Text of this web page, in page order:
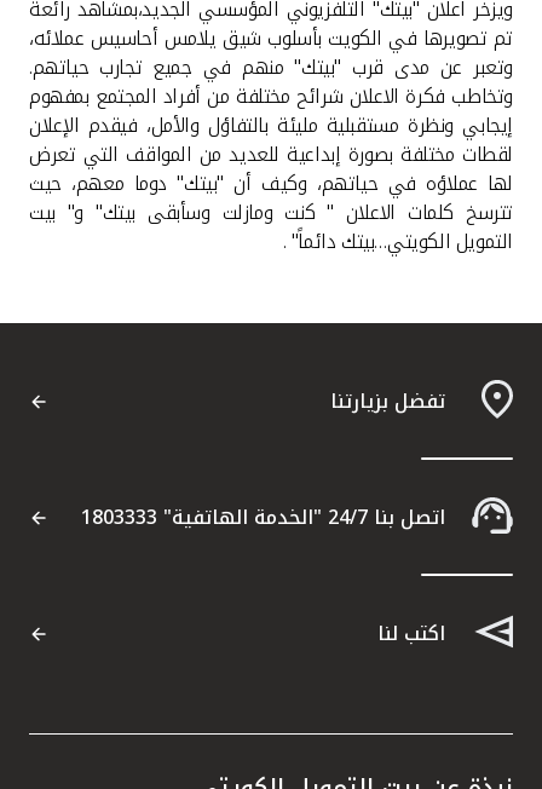
ويزخر اعلان "بيتك" التلفزيوني المؤسسي الجديد،بمشاهد رائعة
تم تصويرها في الكويت بأسلوب شيق يلامس أحاسيس عملائه،
وتعبر عن مدى قرب "بيتك" منهم في جميع تجارب حياتهم.
وتخاطب فكرة الاعلان شرائح مختلفة من أفراد المجتمع بمفهوم
إيجابي ونظرة مستقبلية مليئة بالتفاؤل والأمل، فيقدم الإعلان
لقطات مختلفة بصورة إبداعية للعديد من المواقف التي تعرض
لها عملاؤه في حياتهم، وكيف أن "بيتك" دوما معهم، حيث
تترسخ كلمات الاعلان " ﻛنت وماﺯلت وسأبقى بيتك" و" بيت
التمويل الكويتي…بيتك ﺩﺍئماً" .
تفضل بزيارتنا
اتصل بنا 24/7 "الخدمة الهاتفية" 1803333
اكتب لنا